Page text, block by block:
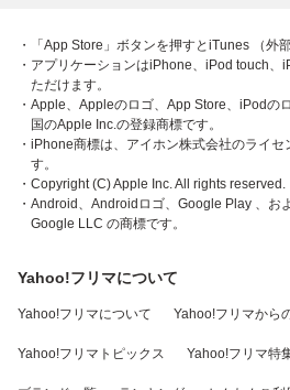
・「App Store」ボタンを押すとiTunes （外
・アプリケーションはiPhone、iPod touch
ただけます。
・Apple、Appleのロゴ、App Store、iPodの
国のApple Inc.の登録商標です。
・iPhone商標は、アイホン株式会社のライ
す。
・Copyright (C) Apple Inc. All rights reserved.
・Android、Androidロゴ、Google Play 、お
Google LLC の商標です。
Yahoo!フリマについて
Yahoo!フリマについて Yahoo!フリマから
Yahoo!フリマトピックス Yahoo!フリマ特